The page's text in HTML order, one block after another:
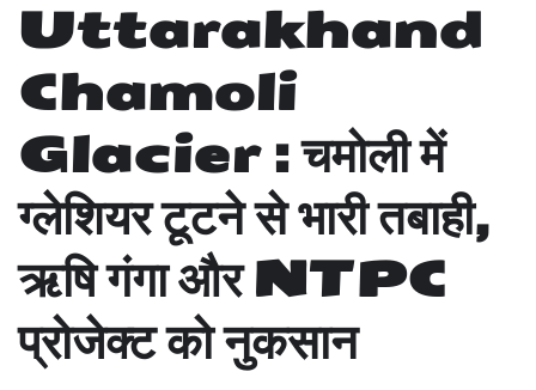
Uttarakhand
Chamoli
Glacier : चमोली में
ग्लेशियर टूटने से भारी तबाही,
ऋषि गंगा और NTPC
प्रोजेक्ट को नुकसान